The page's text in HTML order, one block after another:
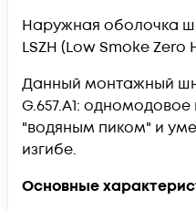
Наружная оболочка
LSZH (Low Smoke Zero
Данный монтажный
G.657.А1:
"водяным пиком" и
изгибе.
Основные